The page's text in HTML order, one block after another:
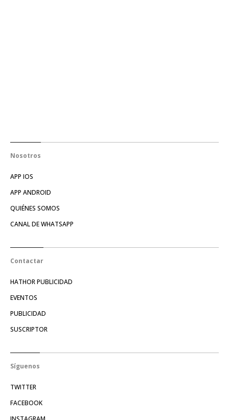
Nosotros
APP IOS
APP ANDROID
QUIÉNES SOMOS
CANAL DE WHATSAPP
Contactar
HATHOR PUBLICIDAD
EVENTOS
PUBLICIDAD
SUSCRIPTOR
Síguenos
TWITTER
FACEBOOK